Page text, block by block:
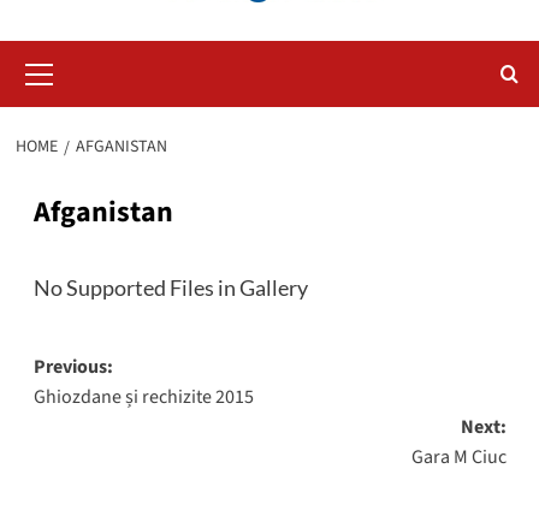
Menu
HOME AFGANISTAN
Afganistan
No Supported Files in Gallery
Post
navigation
Previous:
Ghiozdane și rechizite 2015
Next:
Gara M Ciuc